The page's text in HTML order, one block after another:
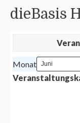
dieBasis
Monat